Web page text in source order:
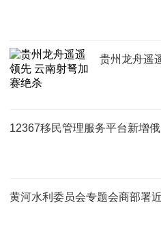
贵州龙舟遥
12367移民管理服务平台新增
黄河水利委员会专题会商部署